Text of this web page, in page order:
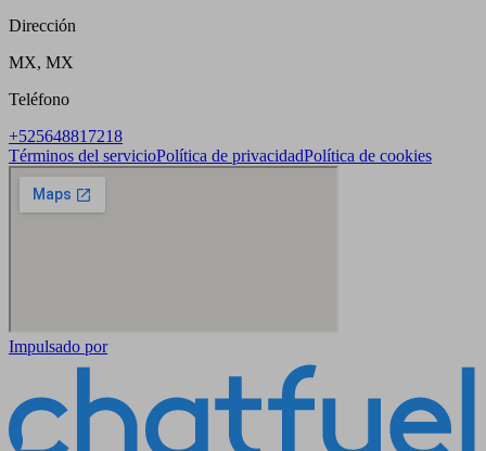
Dirección
MX, MX
Teléfono
+525648817218
Términos del servicioPolítica de privacidadPolítica de cookies
Impulsado por